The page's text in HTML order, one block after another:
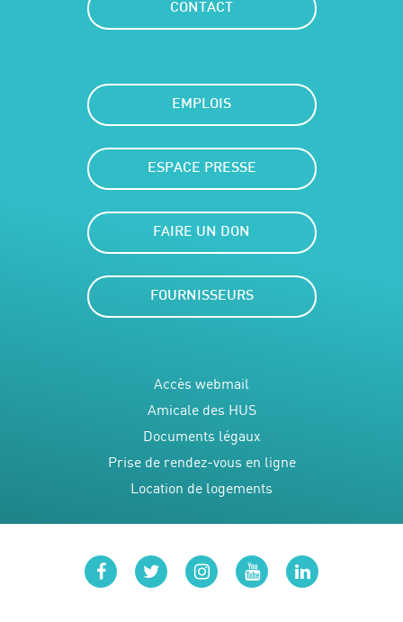
CONTACT
EMPLOIS
ESPACE PRESSE
FAIRE UN DON
FOURNISSEURS
Accès webmail
Amicale des HUS
Documents légaux
Prise de rendez-vous en ligne
Location de logements
facebooktwitterinstagram
youtubelinkedin